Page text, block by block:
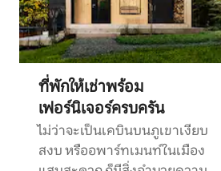
ที่พักให้เช่าพร้อม
เฟอร์นิเจอร์ครบครัน
ไม่ว่าจะเป็นเคบินบนภูเขาเงียบ
สงบ หรืออพาร์ทเมนท์ในเมือง